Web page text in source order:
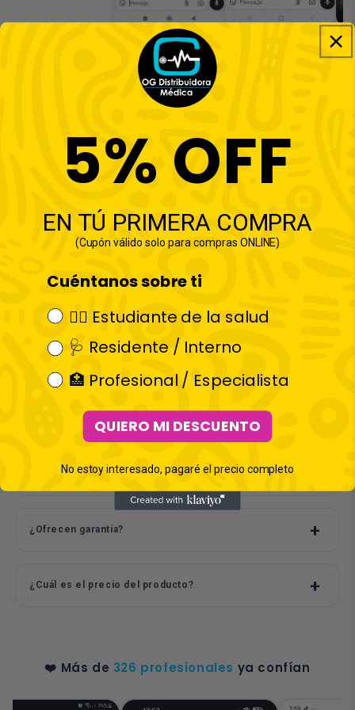
Es una herramienta fácil y segura para la extracción de
cerumen del canal auditivo de los pacientes.
Preguntas Frecuentes (FAQ)
¿Es seguro comprar?
¿Tiempo de despacho aproximado?
¿Tienen envío gratis?
¿Métodos de pago?
¿Ofrecen garantía?
¿Cuál es el precio del producto?
❤️ Más de 326 profesionales ya confían
5% OFF
EN TÚ PRIMERA COMPRA
(Cupón válido solo para compras ONLINE)
Cuéntanos sobre ti
👩‍⚕️ Estudiante de la salud
🩺 Residente / Interno
🏥 Profesional / Especialista
QUIERO MI DESCUENTO
No estoy interesado, pagaré el precio completo